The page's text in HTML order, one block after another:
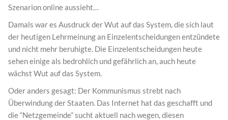
Szenarion online aussieht…
Damals war es Ausdruck der Wut auf das System, die sich laut
der heutigen Lehrmeinung an Einzelentscheidungen entzündete
und nicht mehr beruhigte. Die Einzelentscheidungen heute
sehen einige als bedrohlich und gefährlich an, auch heute
wächst Wut auf das System.
Oder anders gesagt: Der Kommunismus strebt nach
Überwindung der Staaten. Das Internet hat das geschafft und
die “Netzgemeinde” sucht aktuell nach wegen, diesen